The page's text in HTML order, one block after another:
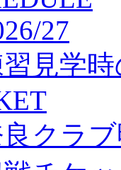
27
見学
クラ